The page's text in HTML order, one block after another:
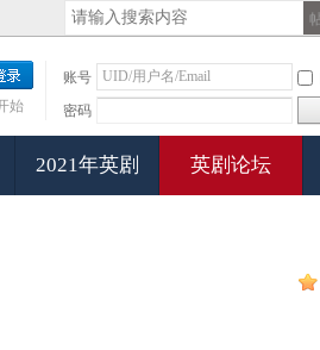
账号
密码
始
2021年英剧 英剧论坛